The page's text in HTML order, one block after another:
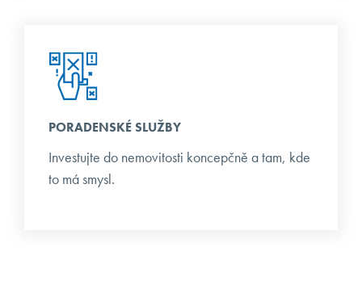
PORADENSKÉ SLUŽBY
Investujte do nemovitosti koncepčně a tam, kde
to má smysl.